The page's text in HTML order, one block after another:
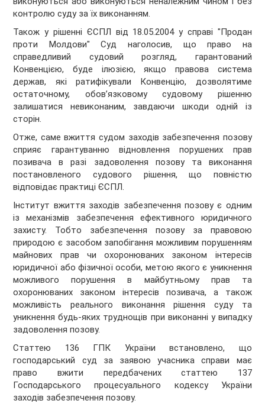
контролю суду за їх виконанням.
Також у рішенні ЄСПЛ від 18.05.2004 у справі "Продан
проти Молдови" Суд наголосив, що право на
справедливий судовий розгляд, гарантований
Конвенцією, буде ілюзією, якщо правова система
держав, які ратифікували Конвенцію, дозволятиме
остаточному, обов’язковому судовому рішенню
залишатися невиконаним, завдаючи шкоди одній із
сторін.
Отже, саме вжиття судом заходів забезпечення позову
сприяє гарантуванню відновлення порушених прав
позивача в разі задоволення позову та виконання
постановленого судового рішення, що повністю
відповідає практиці ЄСПЛ.
Інститут вжиття заходів забезпечення позову є одним
із механізмів забезпечення ефективного юридичного
захисту. Тобто забезпечення позову за правовою
природою є засобом запобігання можливим порушенням
майнових прав чи охоронюваних законом інтересів
юридичної або фізичної особи, метою якого є уникнення
можливого порушення в майбутньому прав та
охоронюваних законом інтересів позивача, а також
можливість реального виконання рішення суду та
уникнення будь-яких труднощів при виконанні у випадку
задоволення позову.
Статтею 136 ГПК України встановлено, що
господарський суд за заявою учасника справи має
право вжити передбачених статтею 137
Господарського процесуального кодексу України
заходів забезпечення позову.